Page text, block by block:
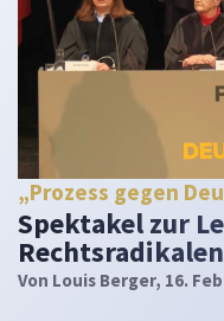
„Prozess gegen
Spektakel zur
Rechtsradikalen
Von Louis Berger, 16.